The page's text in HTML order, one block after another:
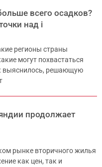
всего осадков?
над i
регионы страны
могут похвастаться
выяснилось, решающую
продолжает
рынке вторичного жилья
как цен, так и